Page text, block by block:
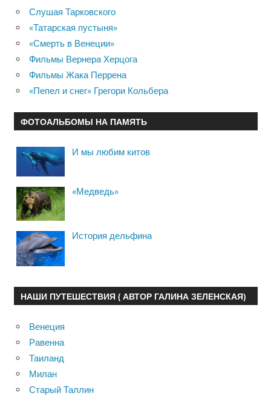
Слушая Тарковского
«Татарская пустыня»
«Смерть в Венеции»
Фильмы Вернера Херцога
Фильмы Жака Перрена
«Пепел и снег» Грегори Кольбера
ФОТОАЛЬБОМЫ НА ПАМЯТЬ
И мы любим китов
«Медведь»
История дельфина
НАШИ ПУТЕШЕСТВИЯ ( АВТОР ГАЛИНА ЗЕЛЕНСКАЯ)
Венеция
Равенна
Таиланд
Милан
Старый Таллин